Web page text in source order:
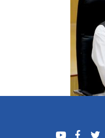
Youtube Facebook